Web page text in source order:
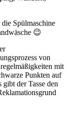
Spülmaschine
😉
von
mit
Punkten auf
der Tasse den